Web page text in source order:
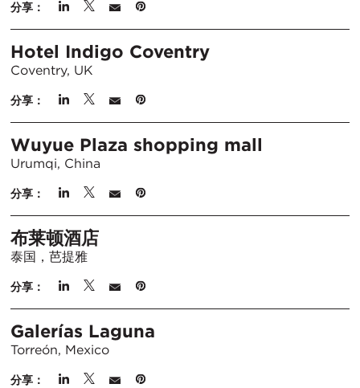
分享：
Hotel Indigo Coventry
Coventry, UK
分享：
Wuyue Plaza shopping mall
Urumqi, China
分享：
布莱顿酒店
泰国，芭提雅
分享：
Galerías Laguna
Torreón, Mexico
分享：